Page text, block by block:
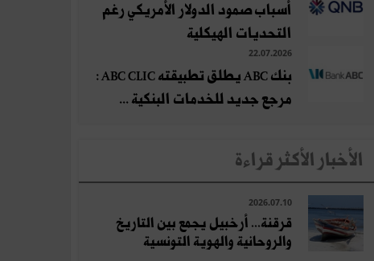
أسباب صمود الدولار الأمريكي رغم
التحديات الهيكلية
22.07.2026
بنك ABC يطلق تطبيقته ABC CLIC :
مرجع جديد للخدمات البنكية ...
الأخبار الأكثر قراءة
2026.07.10
قرقنة... أرخبيل يجمع بين التاريخ
والروحانية والهوية التونسية